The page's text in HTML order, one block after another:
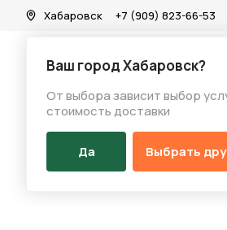
Хабаровск
Ваш город Хабаровск?
От выбора зависит выбор
стоимость доставки
Да Выбрать
+7 (909) 823-66-53
На главную
Каталог/Запчасти/Переключение